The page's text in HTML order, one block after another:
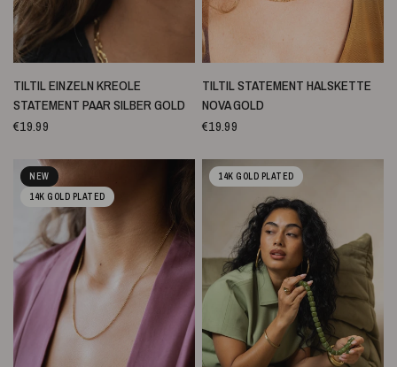
SCHNELLANSICHT
TILTIL EINZELN KREOLE
STATEMENT PAAR SILBER GOLD
€19.99
SCHNELLANSICHT
TILTIL STATEMENT HALSKETTE
NOVA GOLD
€19.99
NEW
14K GOLD PLATED
14K GOLD PLATED